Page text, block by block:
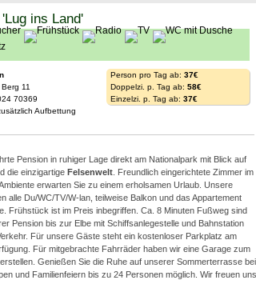
ins Land'
11
70369
Aufbettung
Person pro Tag ab: 37€
Doppelzi. p. Tag ab: 58€
Einzelzi. p. Tag ab: 37€
Pension in ruhiger Lage direkt am Nationalpark mit Blick auf
die einzigartige Felsenwelt. Freundlich eingerichtete Zimmer im
erwarten Sie zu einem erholsamen Urlaub. Unsere
alle Du/WC/TV/W-lan, teilweise Balkon und das Appartement
Frühstück ist im Preis inbegriffen. Ca. 8 Minuten Fußweg sind
Pension bis zur Elbe mit Schiffsanlegestelle und Bahnstation
Für unsere Gäste steht ein kostenloser Parkplatz am
Für mitgebrachte Fahrräder haben wir eine Garage zum
Genießen Sie die Ruhe auf unserer Sommerterrasse
und Familienfeiern bis zu 24 Personen möglich. Wir freuen